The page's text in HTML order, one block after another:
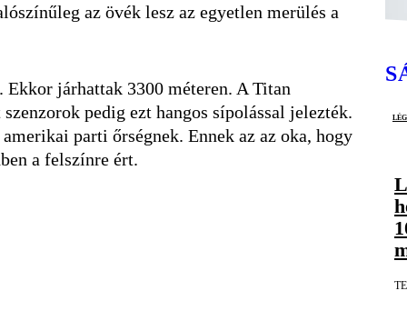
az övék lesz az egyetlen merülés a
járhattak 3300 méteren. A Titan
pedig ezt hangos sípolással jelezték.
parti őrségnek. Ennek az az oka, hogy
a felszínre ért.